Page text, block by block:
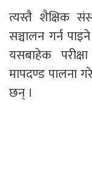
त्यस्तै शैक्षिक
सञ्चालन गर्न
यसबाहेक
मापदण्ड पालना
छन् ।